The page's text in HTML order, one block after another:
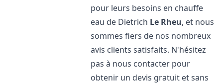
pour leurs besoins en chauffe
eau de Dietrich Le Rheu, et nous
sommes fiers de nos nombreux
avis clients satisfaits. N'hésitez
pas à nous contacter pour
obtenir un devis gratuit et sans